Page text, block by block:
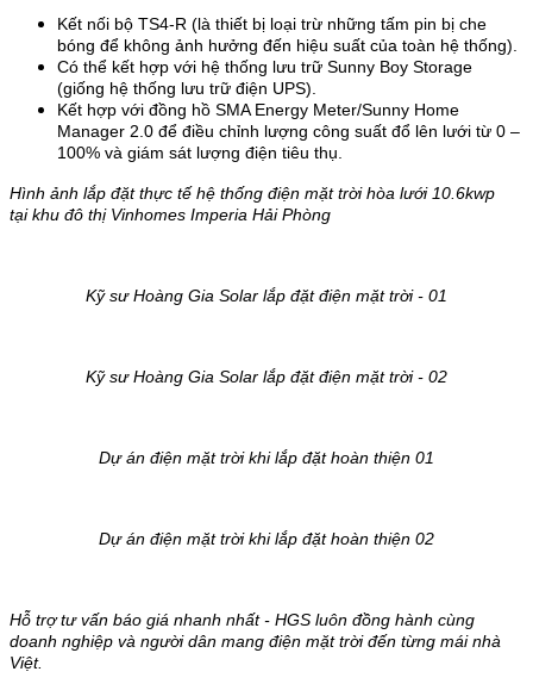
Kết nối bộ TS4-R (là thiết bị loại trừ những tấm pin bị che
bóng để không ảnh hưởng đến hiệu suất của toàn hệ thống).
Có thể kết hợp với hệ thống lưu trữ Sunny Boy Storage
(giống hệ thống lưu trữ điện UPS).
Kết hợp với đồng hồ SMA Energy Meter/Sunny Home
Manager 2.0 để điều chỉnh lượng công suất đổ lên lưới từ 0 –
100% và giám sát lượng điện tiêu thụ.
Hình ảnh lắp đặt thực tế hệ thống điện mặt trời hòa lưới 10.6kwp
tại khu đô thị Vinhomes Imperia Hải Phòng
Kỹ sư Hoàng Gia Solar lắp đặt điện mặt trời - 01
Kỹ sư Hoàng Gia Solar lắp đặt điện mặt trời - 02
Dự án điện mặt trời khi lắp đặt hoàn thiện 01
Dự án điện mặt trời khi lắp đặt hoàn thiện 02
Hỗ trợ tư vấn báo giá nhanh nhất - HGS luôn đồng hành cùng
doanh nghiệp và người dân mang điện mặt trời đến từng mái nhà
Việt.